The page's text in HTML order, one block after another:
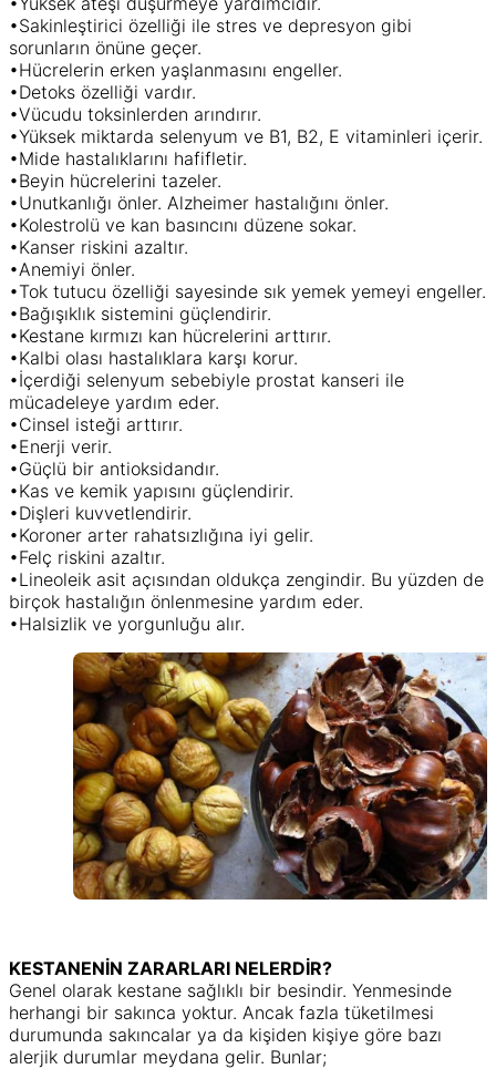
•Sakinleştirici özelliği ile stres ve depresyon gibi
sorunların önüne geçer.
•Hücrelerin erken yaşlanmasını engeller.
•Detoks özelliği vardır.
•Vücudu toksinlerden arındırır.
•Yüksek miktarda selenyum ve B1, B2, E vitaminleri içerir.
•Mide hastalıklarını hafifletir.
•Beyin hücrelerini tazeler.
•Unutkanlığı önler. Alzheimer hastalığını önler.
•Kolestrolü ve kan basıncını düzene sokar.
•Kanser riskini azaltır.
•Anemiyi önler.
•Tok tutucu özelliği sayesinde sık yemek yemeyi engeller.
•Bağışıklık sistemini güçlendirir.
•Kestane kırmızı kan hücrelerini arttırır.
•Kalbi olası hastalıklara karşı korur.
•İçerdiği selenyum sebebiyle prostat kanseri ile
mücadeleye yardım eder.
•Cinsel isteği arttırır.
•Enerji verir.
•Güçlü bir antioksidandır.
•Kas ve kemik yapısını güçlendirir.
•Dişleri kuvvetlendirir.
•Koroner arter rahatsızlığına iyi gelir.
•Felç riskini azaltır.
•Lineoleik asit açısından oldukça zengindir. Bu yüzden de
birçok hastalığın önlenmesine yardım eder.
•Halsizlik ve yorgunluğu alır.
KESTANENİN ZARARLARI NELERDİR?
Genel olarak kestane sağlıklı bir besindir. Yenmesinde
herhangi bir sakınca yoktur. Ancak fazla tüketilmesi
durumunda sakıncalar ya da kişiden kişiye göre bazı
alerjik durumlar meydana gelir. Bunlar;